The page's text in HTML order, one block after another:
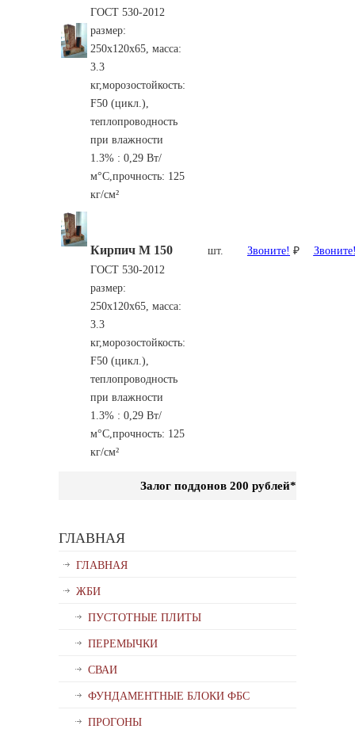
ГОСТ 530-2012
размер:
250х120х65, масса:
3.3
кг,морозостойкость:
F50 (цикл.),
теплопроводность
при влажности
1.3% : 0,29 Вт/
м°С,прочность: 125
кг/см²
Кирпич М 150
ГОСТ 530-2012
размер:
250х120х65, масса:
3.3
кг,морозостойкость:
F50 (цикл.),
теплопроводность
при влажности
1.3% : 0,29 Вт/
м°С,прочность: 125
кг/см²
шт. Звоните! ₽
Залог поддонов 200 рублей*
ГЛАВНАЯ
ГЛАВНАЯ
ЖБИ
ПУСТОТНЫЕ ПЛИТЫ
ПЕРЕМЫЧКИ
СВАИ
ФУНДАМЕНТНЫЕ БЛОКИ ФБС
ПРОГОНЫ